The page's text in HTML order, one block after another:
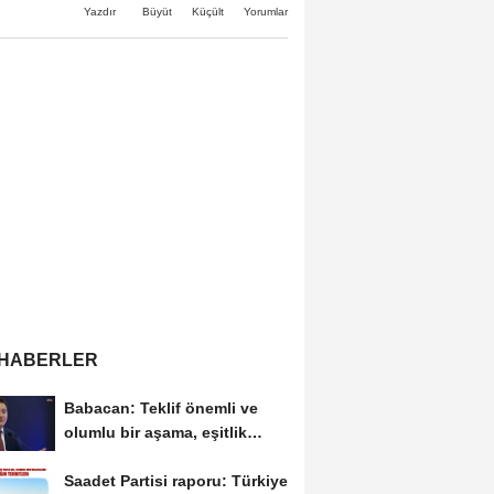
Yazdır Büyüt Küçült Yorumlar
Babacan: Teklif önemli ve
olumlu bir aşama, eşitlik
Saadet Partisi raporu: Türkiye